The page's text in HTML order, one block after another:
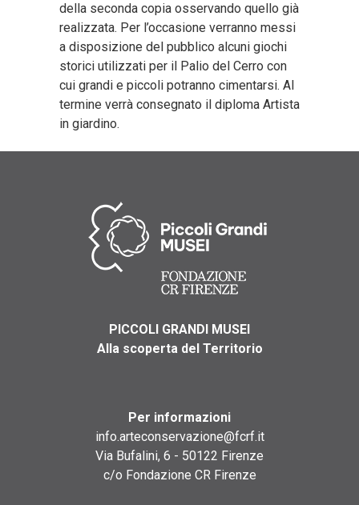
della seconda copia osservando quello già
realizzata. Per l’occasione verranno messi
a disposizione del pubblico alcuni giochi
storici utilizzati per il Palio del Cerro con
cui grandi e piccoli potranno cimentarsi. Al
termine verrà consegnato il diploma Artista
in giardino.
PICCOLI GRANDI MUSEI
Alla scoperta del Territorio
Per informazioni
info.arteconservazione@fcrf.it
Via Bufalini, 6 - 50122 Firenze
c/o Fondazione CR Firenze